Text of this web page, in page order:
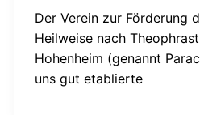
Der Verein zur Förderung
Heilweise nach
Hohenheim (genannt
uns gut etablierte